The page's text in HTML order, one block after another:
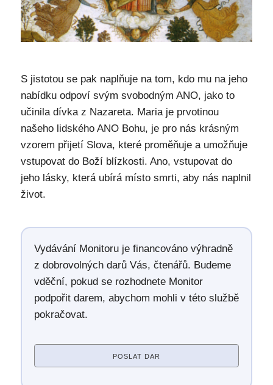
S jistotou se pak naplňuje na tom, kdo mu na jeho
nabídku odpoví svým svobodným ANO, jako to
učinila dívka z Nazareta. Maria je prvotinou
našeho lidského ANO Bohu, je pro nás krásným
vzorem přijetí Slova, které proměňuje a umožňuje
vstupovat do Boží blízkosti. Ano, vstupovat do
jeho lásky, která ubírá místo smrti, aby nás naplnil
život.
Vydávání Monitoru je financováno výhradně
z dobrovolných darů Vás, čtenářů. Budeme
vděční, pokud se rozhodnete Monitor
podpořit darem, abychom mohli v této službě
pokračovat.
POSLAT DAR